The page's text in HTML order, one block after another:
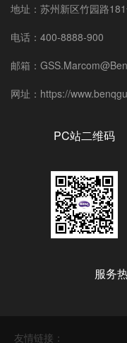
地址：苏州新区竹园路
电话：400-8888-900
邮箱：
网址：https://
PC站二维码
服务
友情链接：